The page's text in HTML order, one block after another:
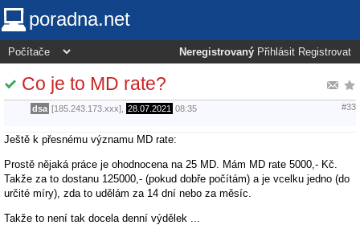
poradna.net
Neregistrovaný Přihlásit Registrovat
Co je to MD rate?
dsa [185.243.173.xxx], 28.07.2021 08:35 #33
Ještě k přesnému významu MD rate:
Prostě nějaká práce je ohodnocena na 25 MD. Mám MD rate 5000,- Kč.
Takže za to dostanu 125000,- (pokud dobře počítám) a je vcelku jedno (do
určité míry), zda to udělám za 14 dní nebo za měsíc.
Takže to není tak docela denní výdělek ...